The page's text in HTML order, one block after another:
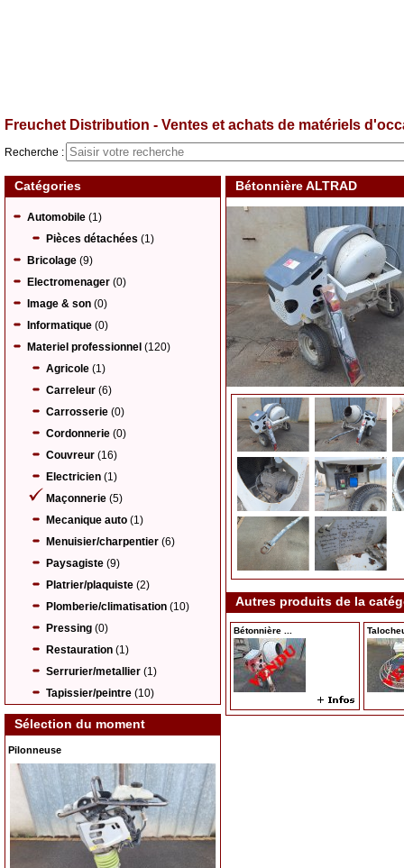
Freuchet Distribution - Ventes et achats de matériels
Recherche :
Catégories
Automobile (1)
Pièces détachées (1)
Bricolage (9)
Electromenager (0)
Image & son (0)
Informatique (0)
Materiel professionnel (120)
Agricole (1)
Carreleur (6)
Carrosserie (0)
Cordonnerie (0)
Couvreur (16)
Electricien (1)
Maçonnerie (5)
Mecanique auto (1)
Menuisier/charpentier (6)
Paysagiste (9)
Platrier/plaquiste (2)
Plomberie/climatisation (10)
Pressing (0)
Restauration (1)
Serrurier/metallier (1)
Tapissier/peintre (10)
Sélection du moment
Pilonneuse
Bétonnière ALTRAD
Autres produits de la
Bétonnière ...